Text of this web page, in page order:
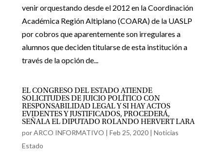
venir orquestando desde el 2012 en la Coordinación
Académica Región Altiplano (COARA) de la UASLP
por cobros que aparentemente son irregulares a
alumnos que deciden titularse de esta institución a
través de la opción de...
EL CONGRESO DEL ESTADO ATIENDE
SOLICITUDES DE JUICIO POLÍTICO CON
RESPONSABILIDAD LEGAL Y SI HAY ACTOS
EVIDENTES Y JUSTIFICADOS, PROCEDERÁ,
SEÑALA EL DIPUTADO ROLANDO HERVERT LARA
porARCO INFORMATIVO | Feb 25, 2020| Noticias
Estado